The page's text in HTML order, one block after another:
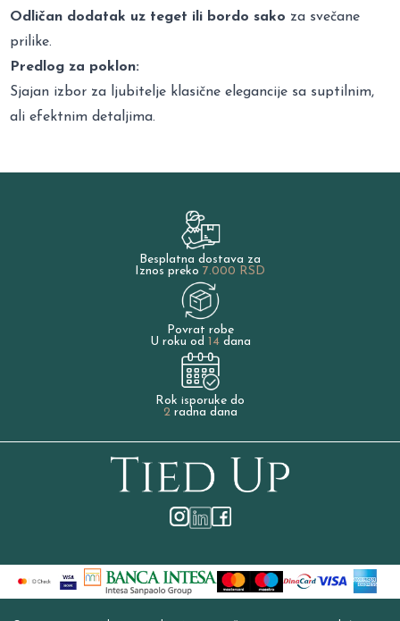
Odličan dodatak uz teget ili bordo sako za svečane
prilike.
Predlog za poklon:
Sjajan izbor za ljubitelje klasične elegancije sa suptilnim,
ali efektnim detaljima.
Besplatna dostava za
Iznos preko 7.000 RSD
Povrat robe
U roku od 14dana
Rok isporuke do
2radna dana